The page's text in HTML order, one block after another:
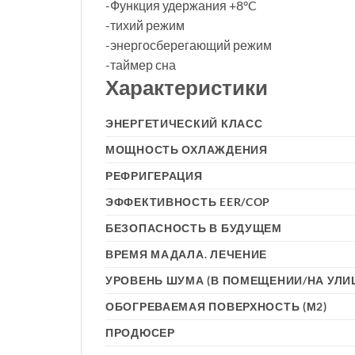
-Функция удержания +8°C
-тихий режим
-энергосберегающий режим
-таймер сна
Характеристики
ЭНЕРГЕТИЧЕСКИЙ КЛАСС
МОЩНОСТЬ ОХЛАЖДЕНИЯ
РЕФРИГЕРАЦИЯ
ЭФФЕКТИВНОСТЬ EER/COP
БЕЗОПАСНОСТЬ В БУДУЩЕМ
ВРЕМЯ МАДАЛА. ЛЕЧЕНИЕ
УРОВЕНЬ ШУМА (В ПОМЕЩЕНИИ/НА
ОБОГРЕВАЕМАЯ ПОВЕРХНОСТЬ (М2)
ПРОДЮСЕР